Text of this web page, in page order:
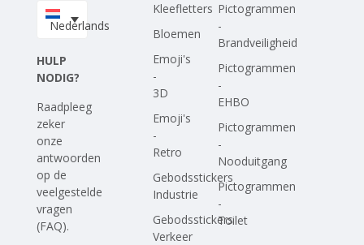
Upload je eigen ontwerp
Nederlands
HULP
NODIG?
Raadpleeg
zeker
onze
antwoorden
op de
veelgestelde
vragen
(FAQ).
Kleefletters
Bloemen
Emoji's
-
3D
Emoji's
-
Retro
Gebodsstickers
Industrie
Gebodsstickers
Verkeer
Pictogrammen
-
Brandveiligheid
Pictogrammen
-
EHBO
Pictogrammen
-
Nooduitgang
Pictogrammen
-
Toilet